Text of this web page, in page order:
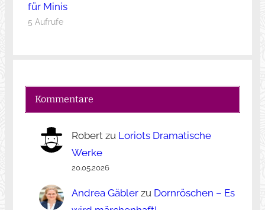
für Minis
5 Aufrufe
Kommentare
Robertzu Loriots Dramatische
Werke
20.05.2026
Andrea Gäblerzu Dornröschen – Es